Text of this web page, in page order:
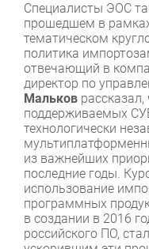
Специалисты ЭОС
прошедшем в
тематическом
политика
отвечающий в
директор по
Мальков
поддерживаемых
технологически
из важнейших
последние годы.
использование
программных
в создании в 2016
российского ПО,